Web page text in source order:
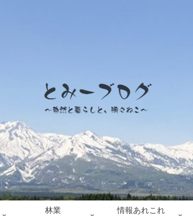
林業
情報あれこれ